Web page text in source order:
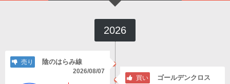
2026
売り 陰のはらみ線
2026/08/07
買い ゴールデンクロス